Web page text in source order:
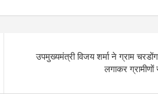
उपमुख्यमंत्री विजय शर्मा ने ग्राम
लगाकर ग्रामीणों